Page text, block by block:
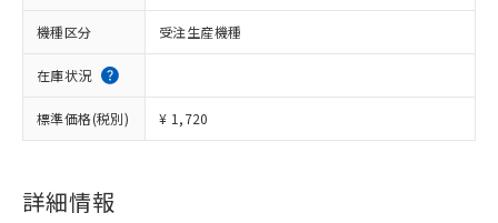
機種区分 受注生産機種
在庫状況
標準価格(税別) ¥ 1,720
詳細情報